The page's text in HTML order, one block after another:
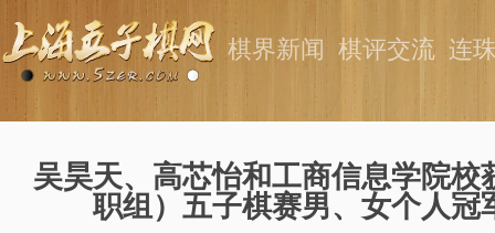
棋界新闻 棋评交流 连
吴昊天、高芯怡和工商信息学院校
职组）五子棋赛男、女个人冠